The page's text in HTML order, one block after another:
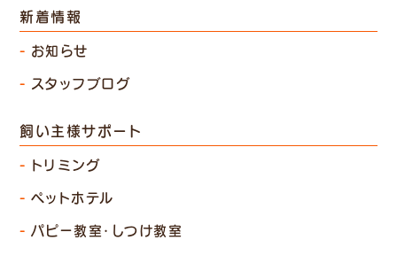
新着情報
お知らせ
スタッフブログ
飼い主様サポート
トリミング
ペットホテル
パピー教室・しつけ教室